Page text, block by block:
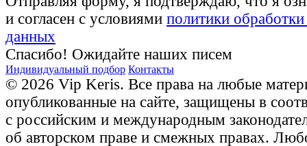
и согласен с условиями политики
данных
Спасибо! Ожидайте наших писем
Индивидуальный подбор Контакты
© 2026 Vip Keris. Все права на любые
опубликованные на сайте, защищены в
с российским и международным
об авторском праве и смежных правах.